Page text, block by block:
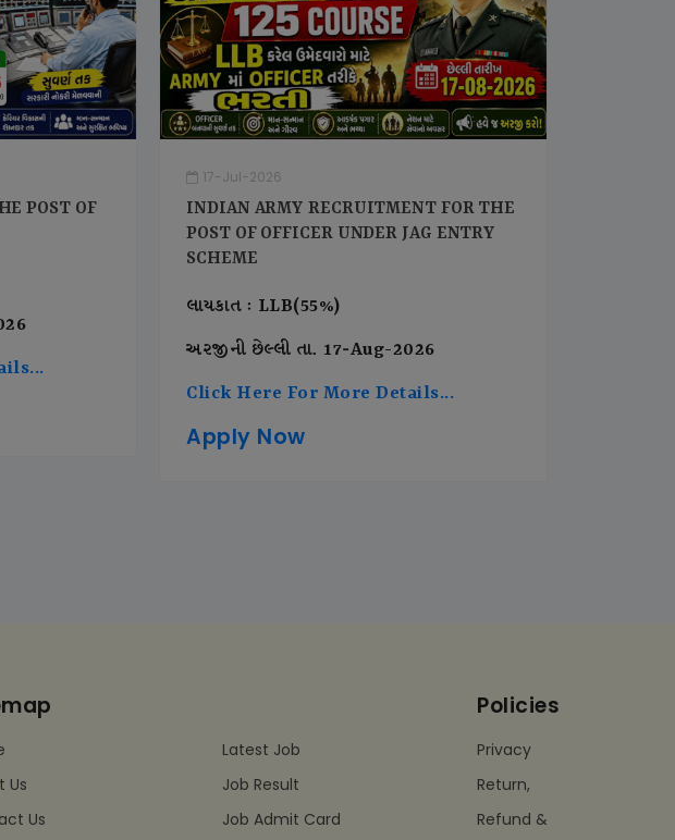
POST OF
17-Jul-2026
INDIAN ARMY RECRUITMENT FOR THE
POST OF OFFICER UNDER JAG ENTRY
SCHEME
લાયકાત : LLB(55%)
અરજીની છેલ્લી તા. 17-Aug-2026
Click Here For More Details...
Apply Now
Us
Us
Latest Job
Job Result
Job Admit Card
Policies
Privacy
Return,
Refund &